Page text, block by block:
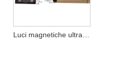
Luci magnetiche ultrasottili a binario sottile